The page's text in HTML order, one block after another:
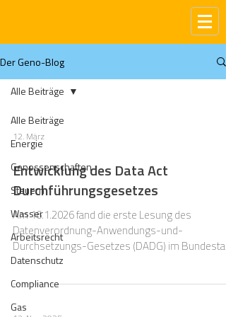
Der Geno-Blog
Alle Beiträge
Energie
Genossenschaften
Steuern
Wasser
Arbeitsrecht
Datenschutz
Compliance
Gas
Alle Beiträge
12. März
Entwicklung des Data Act
Durchführungsgesetzes
Am 16.1.2026 fand die erste Lesung des
Datenverordnung-Anwendungs-und-
Durchsetzungs-Gesetzes (DADG) im Bundestag
statt. Ein wichtiger Meilenstein, um für den Data
Act (Verordnung (EU) 2023/2854), einen
Verfahrens-, Zuständigkeits- und
Sanktionsrahmen zu schaffen. Der Data Act gilt